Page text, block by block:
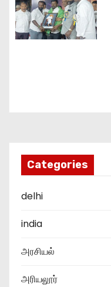
Categories
delhi
india
அரசியல்
அரியலூர்